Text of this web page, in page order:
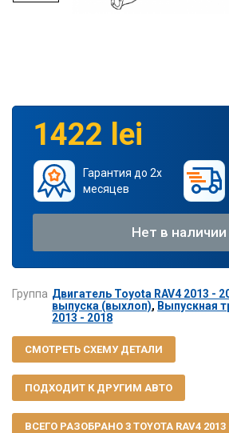
1422 lei
Гарантия до 2х
месяцев
Нет в наличии
Группа Двигатель Toyota RAV4 2013 -
выпуска (выхлоп), Выпускная
2013 - 2018
СМОТРЕТЬ СХЕМУ ДЕТАЛИ
ПОДХОДИТ К ДРУГИМ АВТО
ВСЕГО РАЗОБРАНО 3 TOYOTA RAV4 2013